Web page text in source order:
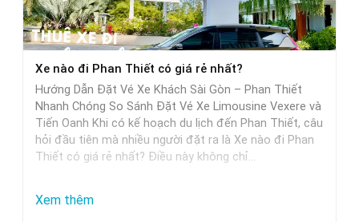
Phan
Thiết
mất
bao
nhiêu
tiếng
khi
di
Xe nào đi Phan Thiết có giá rẻ nhất?
Hướng Dẫn Đặt Vé Xe Khách Sài Gòn – Phan Thiết
Nhanh Chóng So Sánh Đặt Vé Xe Limousine Vexere và
Tiến Oanh Khi có kế hoạch du lịch đến Phan Thiết, câu
hỏi đầu tiên mà nhiều người đặt ra là Xe nào đi Phan
Thiết có giá rẻ nhất? Điều này không chỉ…
Xem thêm: